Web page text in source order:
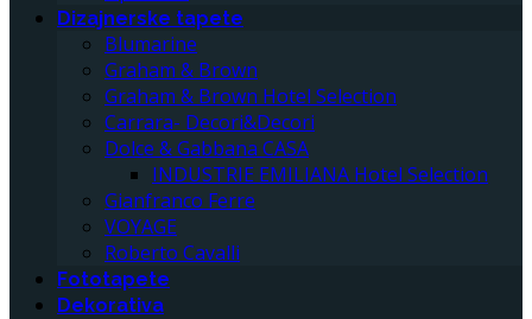
Dizajnerske tapete
Blumarine
Graham & Brown
Graham & Brown Hotel Selection
Carrara- Decori&Decori
Dolce & Gabbana CASA
INDUSTRIE EMILIANA Hotel Selection
Gianfranco Ferre
VOYAGE
Roberto Cavalli
Fototapete
Dekorativa